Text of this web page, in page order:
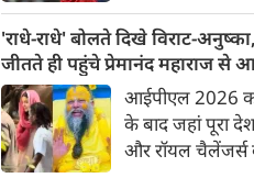
चिंताएं बढ़ा दी हैं।
खबर सामने आ
विस्फोटक
(Tim David) को
Conduct का
पड़ गया है।
दौरान की गई एक
'राधे-राधे' बोलते दिखे विराट-
जीतते ही पहुंचे प्रेमानंद महाराज से
[VIDEO]
आईपीएल 2026
के बाद जहां पूरा
और रॉयल चैलेंजर्स